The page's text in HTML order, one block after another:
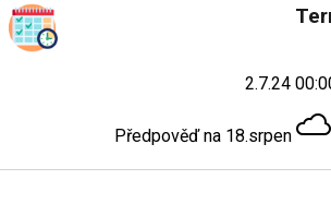
2.7.24
Předpověď na 18.srpen